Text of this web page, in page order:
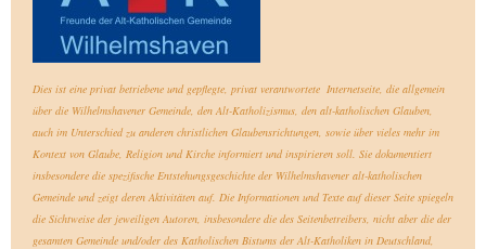
Dies ist eine privat betriebene und gepflegte, privat verantwortete Internetseite, die allgemein
über die Wilhelmshavener Gemeinde, den Alt-Katholizismus, den alt-katholischen Glauben,
auch im Unterschied zu anderen christlichen Glaubensrichtungen, sowie über vieles mehr im
Kontext von Glaube, Religion und Kirche informiert und inspirieren soll. Sie dokumentiert
insbesondere die spezifische Entstehungsgeschichte der Wilhelmshavener alt-katholischen
Gemeinde und zeigt deren Aktivitäten auf. Die Informationen und Texte auf dieser Seite spiegeln
die Sichtweise der jeweiligen Autoren, insbesondere die des Seitenbetreibers, nicht aber die der
gesamten Gemeinde und/oder des Katholischen Bistums der Alt-Katholiken in Deutschland,